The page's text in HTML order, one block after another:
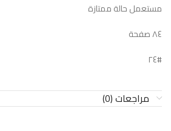
مستعمل حالة ممتازة
٨٤ صفحة
#٢٤
مراجعات (0)